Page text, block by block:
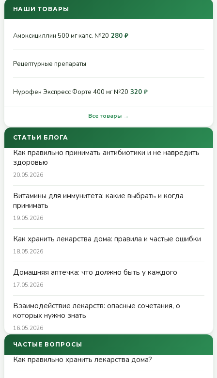
НАШИ ТОВАРЫ
Амоксициллин 500 мг капс. №20 280 ₽
Рецептурные препараты
Нурофен Экспресс Форте 400 мг №20 320 ₽
Все товары →
СТАТЬИ БЛОГА
Как правильно принимать антибиотики и не навредить
здоровью
20.05.2026
Витамины для иммунитета: какие выбрать и когда
принимать
19.05.2026
Как хранить лекарства дома: правила и частые ошибки
18.05.2026
Домашняя аптечка: что должно быть у каждого
17.05.2026
Взаимодействие лекарств: опасные сочетания, о
которых нужно знать
16.05.2026
ЧАСТЫЕ ВОПРОСЫ
Как правильно хранить лекарства дома?